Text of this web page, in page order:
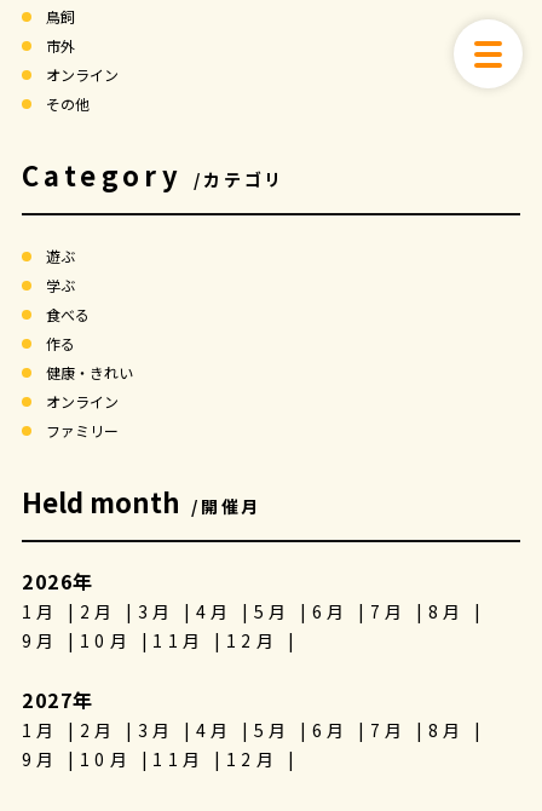
鳥飼
市外
オンライン
その他
Category /カテゴリ
遊ぶ
学ぶ
食べる
作る
健康・きれい
オンライン
ファミリー
Held month /開催月
2026年
1月 2月 3月 4月 5月 6月 7月
8月
9月
10月 11月 12月
2027年
1月 2月 3月 4月 5月 6月 7月
8月
9月
10月 11月 12月